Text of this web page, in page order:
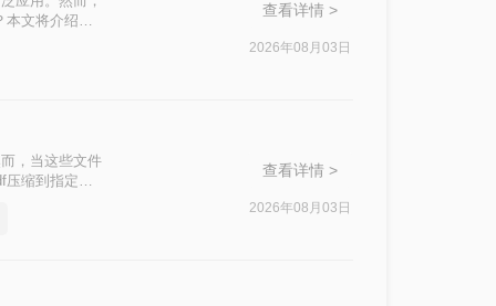
本文将介绍四
查看详情 >
2026年08月03日
，当这些文件
压缩到指定大
查看详情 >
2026年08月03日